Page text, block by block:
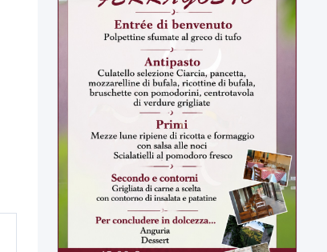
VIDEO POLITICA
TUTTI I VIDEO